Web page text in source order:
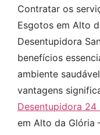
Contratar os
Esgotos em Alto
Desentupidora
benefícios
ambiente
vantagens
Desentupidora 24
em Alto da Glória